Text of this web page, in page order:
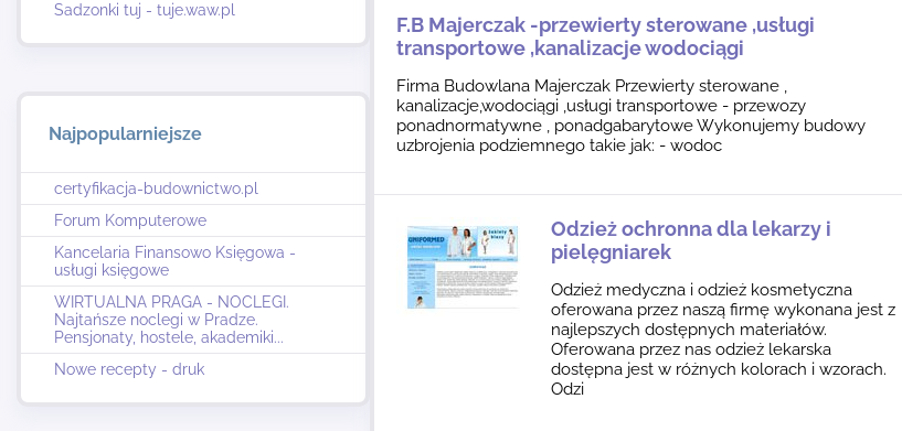
Sadzonki tuj - tuje.waw.pl
Najpopularniejsze
certyfikacja-budownictwo.pl
Forum Komputerowe
Kancelaria Finansowo Księgowa -
usługi księgowe
WIRTUALNA PRAGA - NOCLEGI.
Najtańsze noclegi w Pradze.
Pensjonaty, hostele, akademiki...
Nowe recepty - druk
F.B Majerczak -przewierty sterowane ,usługi
transportowe ,kanalizacje wodociągi
Firma Budowlana Majerczak Przewierty sterowane ,
kanalizacje,wodociągi ,usługi transportowe - przewozy
ponadnormatywne , ponadgabarytowe Wykonujemy budowy
uzbrojenia podziemnego takie jak: - wodoc
Odzież ochronna dla lekarzy i
pielęgniarek
Odzież medyczna i odzież kosmetyczna
oferowana przez naszą firmę wykonana jest z
najlepszych dostępnych materiałów.
Oferowana przez nas odzież lekarska
dostępna jest w różnych kolorach i wzorach.
Odzi